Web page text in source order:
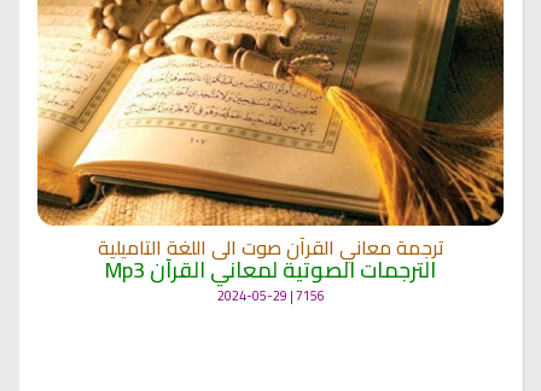
ترجمة معاني القرآن صوت الى اللغة التاميلية
الترجمات الصوتية لمعاني القرآن Mp3
7156 | 2024-05-29